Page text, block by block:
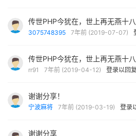
传世PHP今犹在，世上再无燕十
3075748395 7年前 (2019-07-07)
传世PHP今犹在，世上再无燕十
rr91 7年前 (2019-04-12) 登录以回复
谢谢分享！
宁波麻将 7年前 (2019-03-19) 登录
谢谢分享